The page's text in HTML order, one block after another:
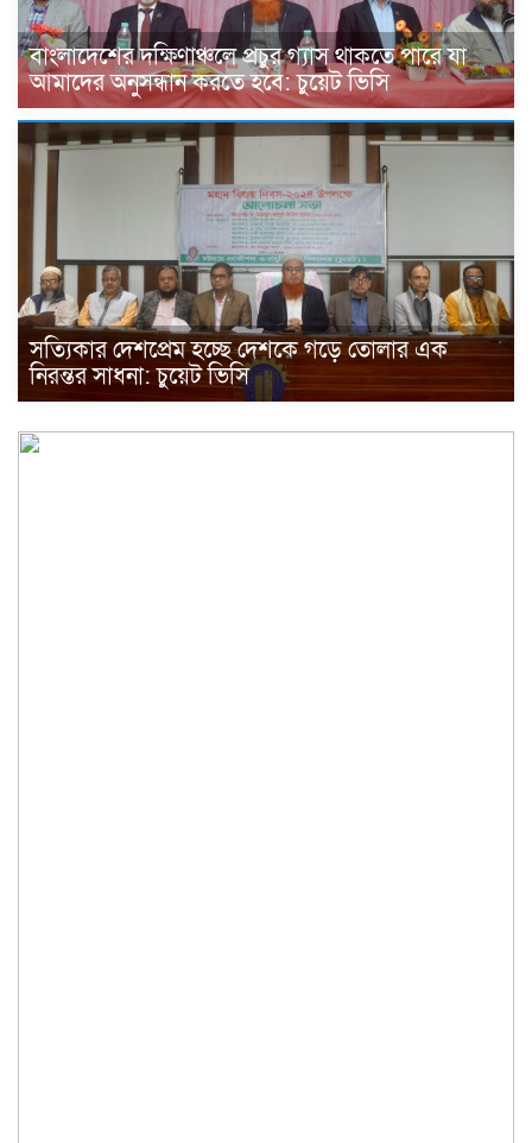
বাংলাদেশের দক্ষিণাঞ্চলে প্রচুর গ্যাস থাকতে পারে যা
আমাদের অনুসন্ধান করতে হবে: চুয়েট ভিসি
সত্যিকার দেশপ্রেম হচ্ছে দেশকে গড়ে তোলার এক
নিরন্তর সাধনা: চুয়েট ভিসি